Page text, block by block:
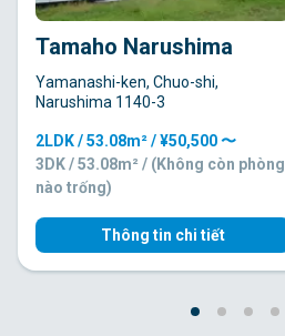
Tamaho Narushima
Yamanashi-ken, Chuo-shi,
Narushima 1140-3
2LDK / 53.08m² / ¥50,500 〜
3DK / 53.08m² / (Không còn phòng
nào trống)
Thông tin chi tiết